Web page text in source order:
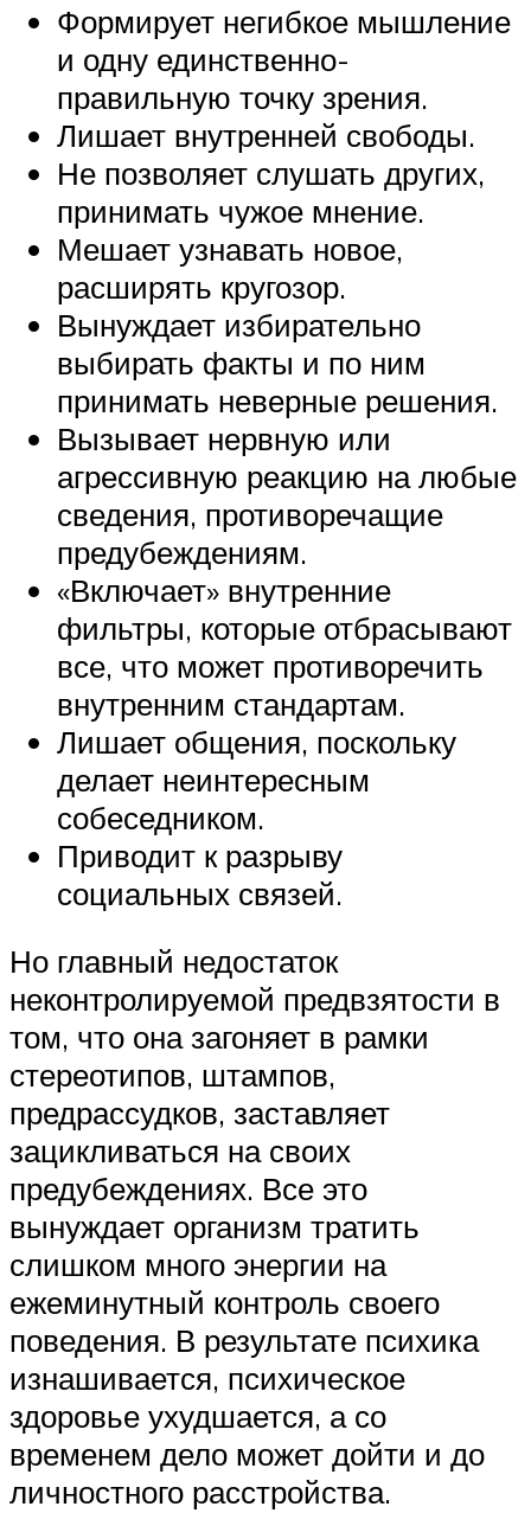
Формирует негибкое мышление
и одну единственно-
правильную точку зрения.
Лишает внутренней свободы.
Не позволяет слушать других,
принимать чужое мнение.
Мешает узнавать новое,
расширять кругозор.
Вынуждает избирательно
выбирать факты и по ним
принимать неверные решения.
Вызывает нервную или
агрессивную реакцию на любые
сведения, противоречащие
предубеждениям.
«Включает» внутренние
фильтры, которые отбрасывают
все, что может противоречить
внутренним стандартам.
Лишает общения, поскольку
делает неинтересным
собеседником.
Приводит к разрыву
социальных связей.
Но главный недостаток
неконтролируемой предвзятости в
том, что она загоняет в рамки
стереотипов, штампов,
предрассудков, заставляет
зацикливаться на своих
предубеждениях. Все это
вынуждает организм тратить
слишком много энергии на
ежеминутный контроль своего
поведения. В результате психика
изнашивается, психическое
здоровье ухудшается, а со
временем дело может дойти и до
личностного расстройства.